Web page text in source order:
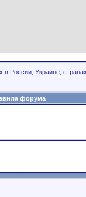
в России, Украине,
форума